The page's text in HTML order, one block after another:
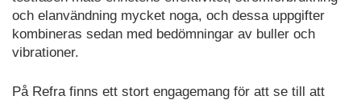
och elanvändning mycket noga, och dessa uppgifter
kombineras sedan med bedömningar av buller och
vibrationer.
På Refra finns ett stort engagemang för att se till att